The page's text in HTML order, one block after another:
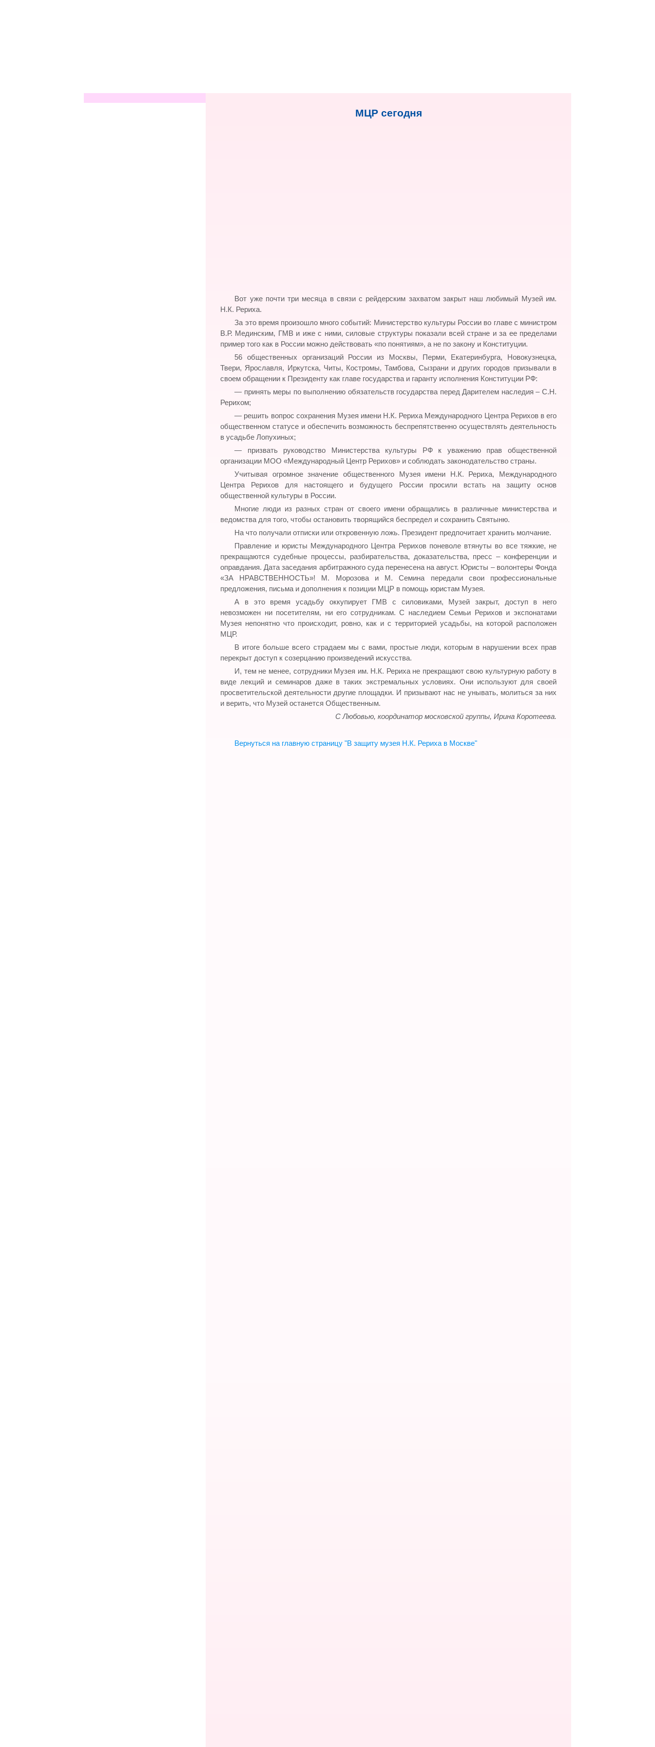
МЦР сегодня
Вот уже почти три месяца в связи с рейдерским захватом закрыт наш любимый Музей им.
Н.К. Рериха.
За это время произошло много событий: Министерство культуры России во главе с министром
В.Р. Мединским, ГМВ и иже с ними, силовые структуры показали всей стране и за ее пределами
пример того как в России можно действовать «по понятиям», а не по закону и Конституции.
56 общественных организаций России из Москвы, Перми, Екатеринбурга, Новокузнецка,
Твери, Ярославля, Иркутска, Читы, Костромы, Тамбова, Сызрани и других городов призывали в
своем обращении к Президенту как главе государства и гаранту исполнения Конституции РФ:
— принять меры по выполнению обязательств государства перед Дарителем наследия – С.Н.
Рерихом;
— решить вопрос сохранения Музея имени Н.К. Рериха Международного Центра Рерихов в его
общественном статусе и обеспечить возможность беспрепятственно осуществлять деятельность
в усадьбе Лопухиных;
— призвать руководство Министерства культуры РФ к уважению прав общественной
организации МОО «Международный Центр Рерихов» и соблюдать законодательство страны.
Учитывая огромное значение общественного Музея имени Н.К. Рериха, Международного
Центра Рерихов для настоящего и будущего России просили встать на защиту основ
общественной культуры в России.
Многие люди из разных стран от своего имени обращались в различные министерства и
ведомства для того, чтобы остановить творящийся беспредел и сохранить Святыню.
На что получали отписки или откровенную ложь. Президент предпочитает хранить молчание.
Правление и юристы Международного Центра Рерихов поневоле втянуты во все тяжкие, не
прекращаются судебные процессы, разбирательства, доказательства, пресс – конференции и
оправдания. Дата заседания арбитражного суда перенесена на август. Юристы – волонтеры Фонда
«ЗА НРАВСТВЕННОСТЬ»! М. Морозова и М. Семина передали свои профессиональные
предложения, письма и дополнения к позиции МЦР в помощь юристам Музея.
А в это время усадьбу оккупирует ГМВ с силовиками, Музей закрыт, доступ в него
невозможен ни посетителям, ни его сотрудникам. С наследием Семьи Рерихов и экспонатами
Музея непонятно что происходит, ровно, как и с территорией усадьбы, на которой расположен
МЦР.
В итоге больше всего страдаем мы с вами, простые люди, которым в нарушении всех прав
перекрыт доступ к созерцанию произведений искусства.
И, тем не менее, сотрудники Музея им. Н.К. Рериха не прекращают свою культурную работу в
виде лекций и семинаров даже в таких экстремальных условиях. Они используют для своей
просветительской деятельности другие площадки. И призывают нас не унывать, молиться за них
и верить, что Музей останется Общественным.
С Любовью, координатор московской группы, Ирина Коротеева.
Вернуться на главную страницу "В защиту музея Н.К. Рериха в Москве"